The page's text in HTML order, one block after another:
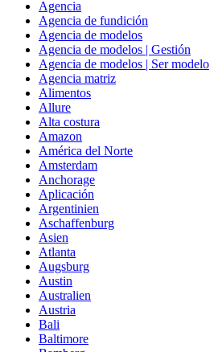
Agencia
Agencia de fundición
Agencia de modelos
Agencia de modelos | Gestión
Agencia de modelos | Ser modelo
Agencia matriz
Alimentos
Allure
Alta costura
Amazon
América del Norte
Amsterdam
Anchorage
Aplicación
Argentinien
Aschaffenburg
Asien
Atlanta
Augsburg
Austin
Australien
Austria
Bali
Baltimore